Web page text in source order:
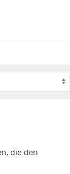
die den